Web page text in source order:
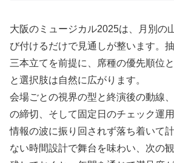
大阪のミュージカル2025は、月別の
び付けるだけで見通しが整います。
三本立てを前提に、席種の優先順位
と選択肢は自然に広がります。
会場ごとの視界の型と終演後の動線
の締切、そして固定日のチェック運
情報の波に振り回されず落ち着いて
ない時間設計で舞台を味わい、次の